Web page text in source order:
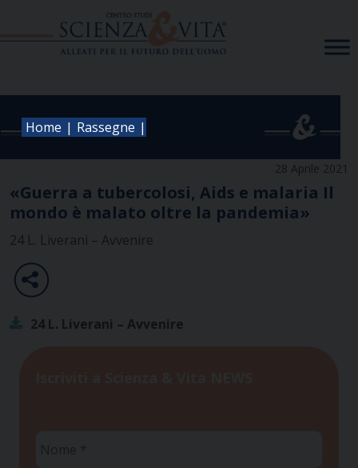
Home | Rassegne |
28 Aprile 2021
«Guerra a tubercolosi, Aids e malaria Il
mondo è malato oltre la pandemia»
24 L. Liverani – Avvenire
24 L. Liverani – Avvenire